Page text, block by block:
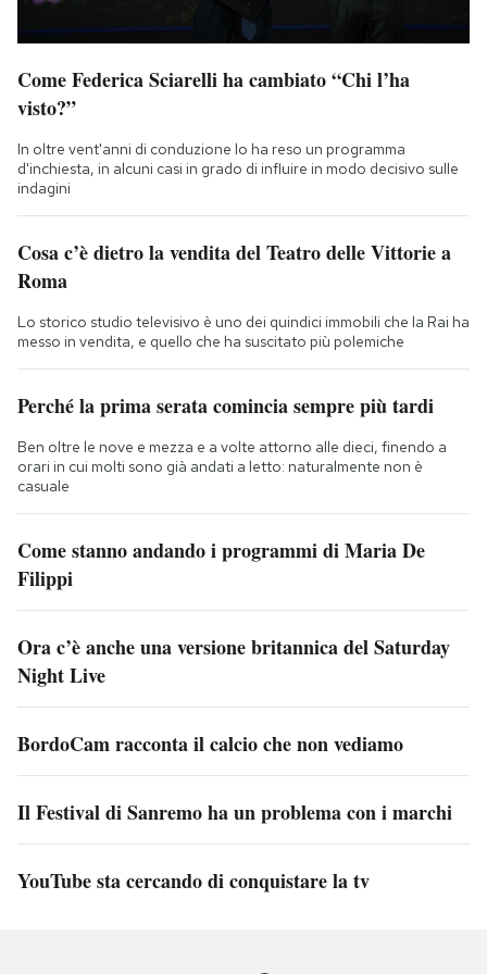
Come Federica Sciarelli ha cambiato “Chi l’ha
visto?”
In oltre vent'anni di conduzione lo ha reso un programma
d'inchiesta, in alcuni casi in grado di influire in modo decisivo sulle
indagini
Cosa c’è dietro la vendita del Teatro delle Vittorie a
Roma
Lo storico studio televisivo è uno dei quindici immobili che la Rai ha
messo in vendita, e quello che ha suscitato più polemiche
Perché la prima serata comincia sempre più tardi
Ben oltre le nove e mezza e a volte attorno alle dieci, finendo a
orari in cui molti sono già andati a letto: naturalmente non è
casuale
Come stanno andando i programmi di Maria De
Filippi
Ora c’è anche una versione britannica del Saturday
Night Live
BordoCam racconta il calcio che non vediamo
Il Festival di Sanremo ha un problema con i marchi
YouTube sta cercando di conquistare la tv